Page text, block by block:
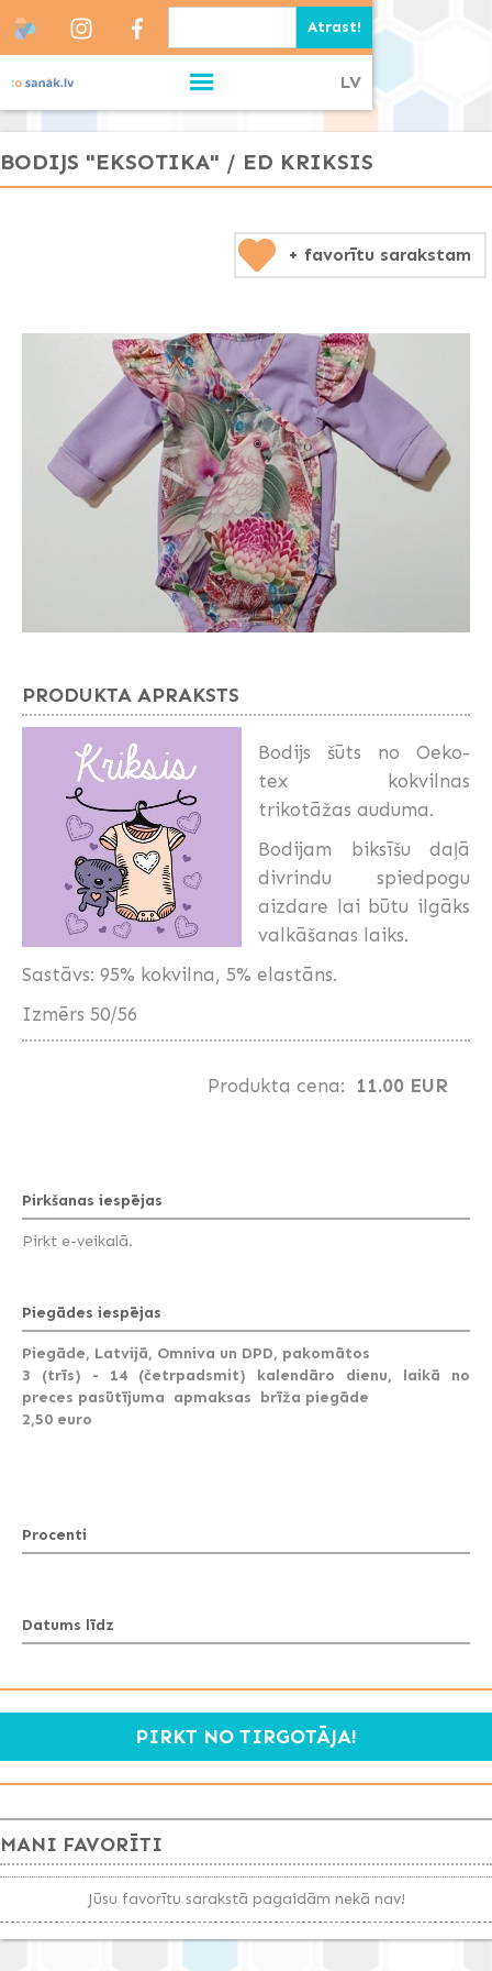
LV
BODIJS "EKSOTIKA" / ED KRIKSIS
+ favorītu sarakstam
PRODUKTA APRAKSTS
Bodijs šūts no Oeko-
tex kokvilnas
trikotāžas auduma.
Bodijam biksīšu daļā
divrindu spiedpogu
aizdare lai būtu ilgāks
valkāšanas laiks.
Sastāvs: 95% kokvilna, 5% elastāns.
Izmērs 50/56
Produkta cena: 11.00 EUR
Pirkšanas iespējas
Pirkt e-veikalā.
Piegādes iespējas
Piegāde, Latvijā, Omniva un DPD, pakomātos
3 (trīs) - 14 (četrpadsmit) kalendāro dienu, laikā no
preces pasūtījuma apmaksas brīža piegāde
2,50 euro
Procenti
Datums līdz
PIRKT NO TIRGOTĀJA!
MANI FAVORĪTI
Jūsu favorītu sarakstā pagaidām nekā nav!